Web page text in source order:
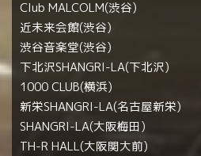
Club MALCOLM(渋谷)
近未来会館(渋谷)
渋谷音楽堂(渋谷)
下北沢SHANGRI-LA(下北沢)
1000 CLUB(横浜)
新栄SHANGRI-LA(名古屋新栄)
SHANGRI-LA(大阪梅田)
TH-R HALL(大阪関大前)